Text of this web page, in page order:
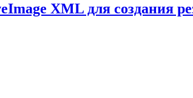
XML для создания